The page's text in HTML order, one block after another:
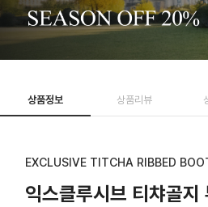
상품정보 상품리뷰
EXCLUSIVE TITCHA RIBBED
익스클루시브 티챠골지